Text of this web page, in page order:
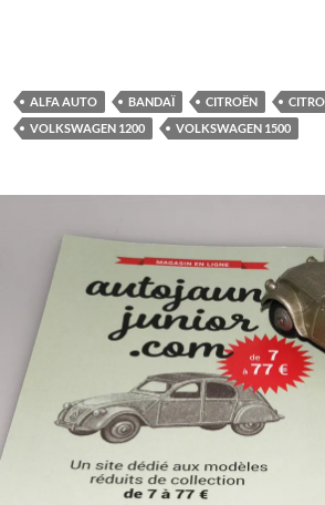
ALFA AUTO BANDAÏ CITROËN
VOLKSWAGEN 1200
VOLKSWAGEN 1500